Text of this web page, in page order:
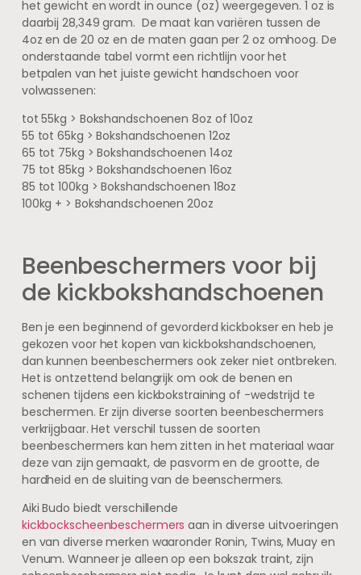
het gewicht en wordt in ounce (oz) weergegeven. 1 oz is
daarbij 28,349 gram. De maat kan variëren tussen de
4oz en de 20 oz en de maten gaan per 2 oz omhoog. De
onderstaande tabel vormt een richtlijn voor het
betpalen van het juiste gewicht handschoen voor
volwassenen:
tot 55kg > Bokshandschoenen 8oz of 10oz
55 tot 65kg > Bokshandschoenen 12oz
65 tot 75kg > Bokshandschoenen 14oz
75 tot 85kg > Bokshandschoenen 16oz
85 tot 100kg > Bokshandschoenen 18oz
100kg + > Bokshandschoenen 20oz
Beenbeschermers voor bij
de kickbokshandschoenen
Ben je een beginnend of gevorderd kickbokser en heb je
gekozen voor het kopen van kickbokshandschoenen,
dan kunnen beenbeschermers ook zeker niet ontbreken.
Het is ontzettend belangrijk om ook de benen en
schenen tijdens een kickbokstraining of -wedstrijd te
beschermen. Er zijn diverse soorten beenbeschermers
verkrijgbaar. Het verschil tussen de soorten
beenbeschermers kan hem zitten in het materiaal waar
deze van zijn gemaakt, de pasvorm en de grootte, de
hardheid en de sluiting van de beenschermers.
Aiki Budo biedt verschillende
kickbockscheenbeschermers aan in diverse uitvoeringen
en van diverse merken waaronder Ronin, Twins, Muay en
Venum. Wanneer je alleen op een bokszak traint, zijn